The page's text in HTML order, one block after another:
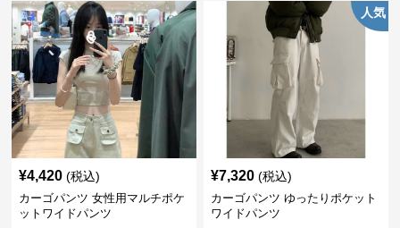
¥4,420 (税込)
カーゴパンツ 女性用マルチポケ
ットワイドパンツ
人気
¥7,320 (税込)
カーゴパンツ ゆったりポケット
ワイドパンツ